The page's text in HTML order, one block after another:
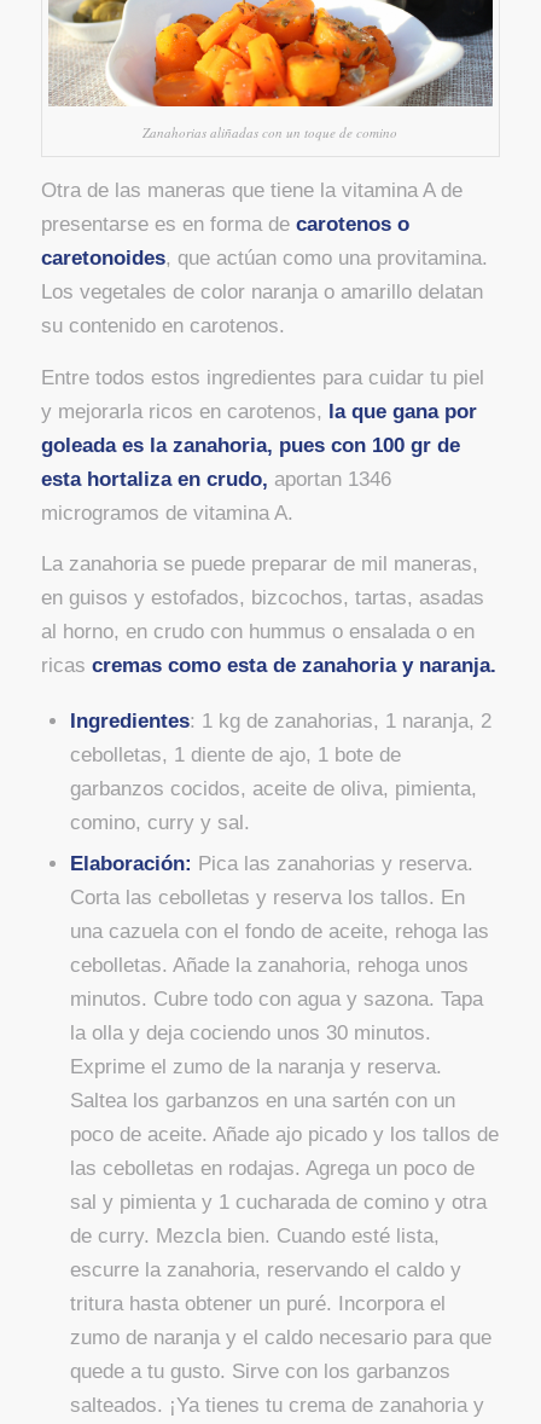
Zanahorias aliñadas con un toque de comino
Otra de las maneras que tiene la vitamina A de
presentarse es en forma decarotenos o
caretonoides, que actúan como una provitamina.
Los vegetales de color naranja o amarillo delatan
su contenido en carotenos.
Entre todos estos ingredientes para cuidar tu piel
y mejorarla ricos en carotenos, la que gana por
goleada es la zanahoria, pues con 100 gr de
esta hortaliza en crudo, aportan 1346
microgramos de vitamina A.
La zanahoria se puede preparar de mil maneras,
en guisos y estofados, bizcochos, tartas, asadas
al horno, en crudo con hummus o ensalada o en
ricas cremas como esta de zanahoria y naranja.
Ingredientes: 1 kg de zanahorias, 1 naranja, 2
cebolletas, 1 diente de ajo, 1 bote de
garbanzos cocidos, aceite de oliva, pimienta,
comino, curry y sal.
Elaboración: Pica las zanahorias y reserva.
Corta las cebolletas y reserva los tallos. En
una cazuela con el fondo de aceite, rehoga las
cebolletas. Añade la zanahoria, rehoga unos
minutos. Cubre todo con agua y sazona. Tapa
la olla y deja cociendo unos 30 minutos.
Exprime el zumo de la naranja y reserva.
Saltea los garbanzos en una sartén con un
poco de aceite. Añade ajo picado y los tallos de
las cebolletas en rodajas. Agrega un poco de
sal y pimienta y 1 cucharada de comino y otra
de curry. Mezcla bien. Cuando esté lista,
escurre la zanahoria, reservando el caldo y
tritura hasta obtener un puré. Incorpora el
zumo de naranja y el caldo necesario para que
quede a tu gusto. Sirve con los garbanzos
salteados. ¡Ya tienes tu crema de zanahoria y